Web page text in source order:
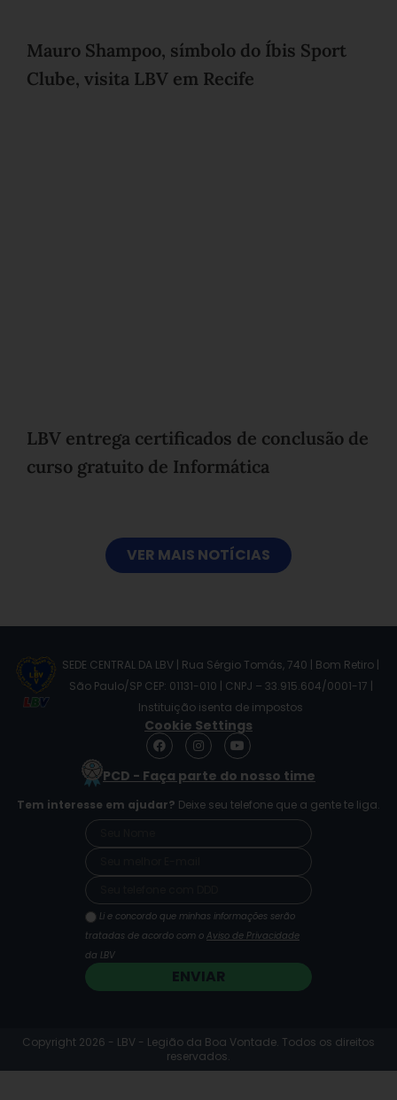
Mauro Shampoo, símbolo do Íbis Sport
Clube, visita LBV em Recife
LBV entrega certificados de conclusão de
curso gratuito de Informática
VER MAIS NOTÍCIAS
SEDE CENTRAL DA LBV | Rua Sérgio Tomás, 740 | Bom Retiro |
São Paulo/SP CEP: 01131-010 | CNPJ – 33.915.604/0001-17 |
Instituição isenta de impostos
Cookie Settings
F
a
e
o
o
I
n
s
t
g
r
m
Y
o
t
b
e
PCD - Faça parte do nosso time
Tem interesse em ajudar? Deixe seu telefone que a gente te liga.
Li e concordo que minhas informações serão
tratadas de acordo com o Aviso de Privacidade
da LBV
ENVIAR
Copyright 2026 - LBV - Legião da Boa Vontade. Todos os direitos
reservados.